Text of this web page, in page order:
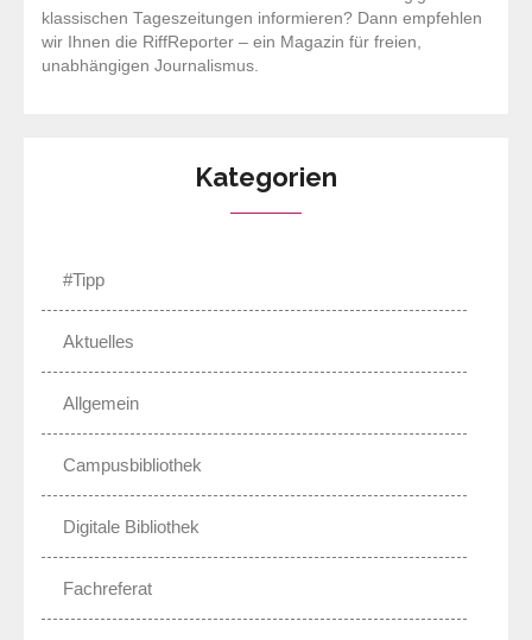
klassischen Tageszeitungen informieren? Dann empfehlen
wir Ihnen die RiffReporter – ein Magazin für freien,
unabhängigen Journalismus.
Kategorien
#Tipp
Aktuelles
Allgemein
Campusbibliothek
Digitale Bibliothek
Fachreferat